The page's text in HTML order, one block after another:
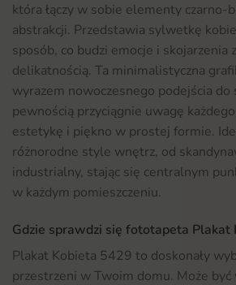
która łączy w sobie elementy czarno-
abstrakcji. Przedstawia sylwetkę
sposób, co budzi emocje i skojarzenia
delikatnością. Ta minimalistyczna
wyrazem nowoczesnego podejścia do
pewnością przyciągnie uwagę
estetykę i piękno w prostej formie.
różnorodne style wnętrz, od
industrialny, stając się centralnym
w każdym pomieszczeniu.
Gdzie sprawdzi się fototapeta Plakat
Plakat Kobieta 5429 to doskonały
przestrzeni w Twoim domu. Może